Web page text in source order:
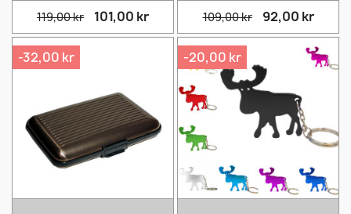
119,00 kr 101,00 kr 109,00 kr 92,00 kr
-32,00 kr -20,00 kr